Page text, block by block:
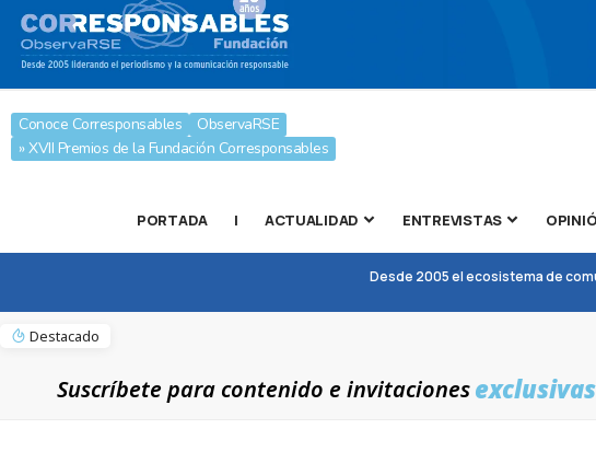
Conoce Corresponsables
ObservaRSE
» XVII Premios de la Fundación Corresponsables
PORTADA | ACTUALIDAD ENTREVISTAS
Desde 2005 el ecosistema de
Destacado
Suscríbete para contenido e invitacionesexclusivas